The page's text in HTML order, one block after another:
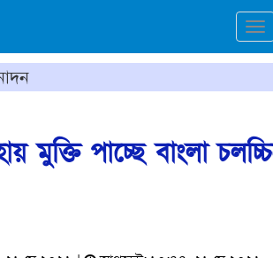
পাচ্ছে বাংলা